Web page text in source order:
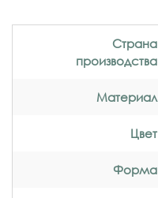
Страна
производства
Материал
Цвет
Форма